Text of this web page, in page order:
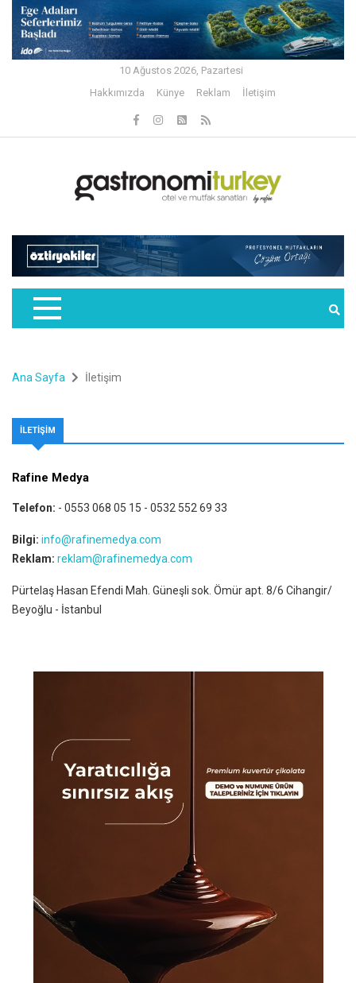
10 Ağustos 2026, Pazartesi
Hakkımızda
Künye Reklam İletişim
Ana Sayfa İletişim
İLETIŞIM
Rafine Medya
Telefon: - 0553 068 05 15 - 0532 552 69 33
Bilgi: info@rafinemedya.com
Reklam: reklam@rafinemedya.com
Pürtelaş Hasan Efendi Mah. Güneşli sok. Ömür apt. 8/6 Cihangir/
Beyoğlu - İstanbul